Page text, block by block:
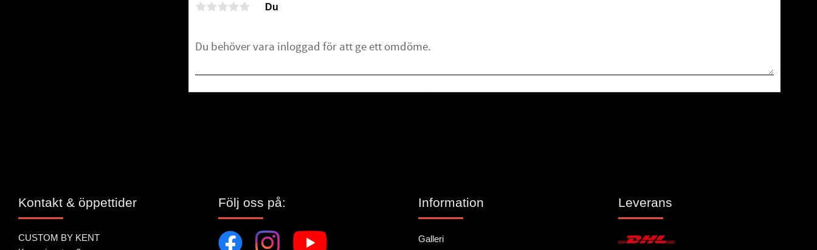
Du
Kontakt & öppettider
CUSTOM BY KENT
Följ oss på: Information
Galleri
Leverans